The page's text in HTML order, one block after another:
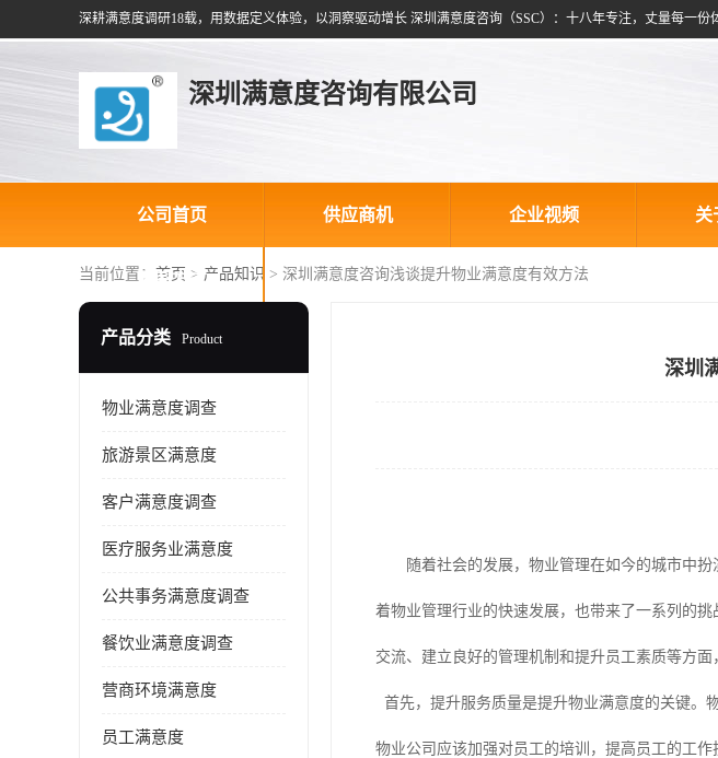
深耕满意度调研18载，用数据定义体验，以洞察驱动增长 深圳满意度咨询（SSC）：十八年专注，丈量每一份
深圳满意度咨询有限公司
公司首页 供应商机 企业视频 关
联系方式
当前位置： 首页 > 产品知识 > 深圳满意度咨询浅谈提升物业满意度有效方法
产品分类 Product
物业满意度调查
旅游景区满意度
客户满意度调查
医疗服务业满意度
公共事务满意度调查
餐饮业满意度调查
营商环境满意度
员工满意度
深圳
随着社会的发展，物业管理在如今的城市中
着物业管理行业的快速发展，也带来了一系列的
交流、建立良好的管理机制和提升员工素质等方面
首先，提升服务质量是提升物业满意度的关键。
物业公司应该加强对员工的培训，提高员工的工